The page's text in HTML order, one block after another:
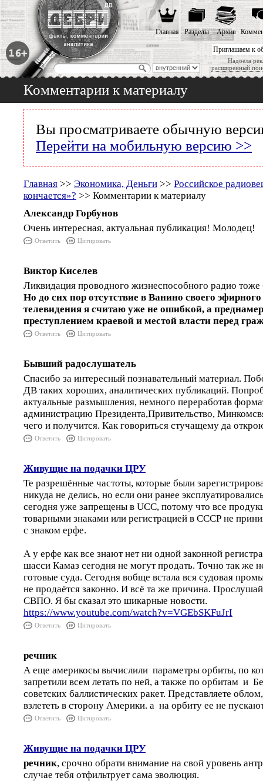
Приглашаем к
Надоела
расширенный
Главная Разделы Архив
Комментарии к материалу
Вы просматриваете обычную
Перейти на мобильную версию >>
Главная >> Экономика, Деньги >> Российское
кончается»? >> Комментарии к материалу
Александр Горбунов
Очень интересная, актуальная публикация! Молодец!
Ответить Цитировать
Виктор Киселев
Ликвидация проводного жизнеспособного радио
Но до сих пор отсутствие в Ванино своего
телевидения я считаю уже не ошибкой, а
преступлением краевой и местой власти перед
Ответить Цитировать
Бывший радослушатель
Спасибо за интересный познавательный материал.
ДВ таких хороших, аналитических публикаций.
актуальные размышления, немного переработав
администрацию Президента,Привительство,
чего и получится. Как говориться стучащему да
Ответить Цитировать
Живущие на подачки ЦРУ
Те разрешённые частоты, которые были
никуда не делись, но если они ранее
сегодня уже запрещены в UCC, потому что все
товарными знаками или регистрацией в СССР не
с знаком ерфе.
А у ерфе как все знают нет ни одной законной
шасси Камаз сегодня не могут продать. Точно так же
готовые суда. Сегодня вобще встала вся судовая
не продаётся законно. И всё та же причина.
СВПО. Я бы сказал это шикарные новости.
https://www.youtube.com/watch?v=VGEbSKFuJrI
Ответить Цитировать
речник
А еще америкосы вычислили параметры орбиты, по
запретили всем летать по ней, а также по орбитам и
советских баллистических ракет. Представляете
взлететь в сторону Америки. а на орбиту ее не
Ответить Цитировать
Живущие на подачки ЦРУ
речник, срочно обрати внимание на свой уровень
случае тебя отфильтрует сама эволюция.